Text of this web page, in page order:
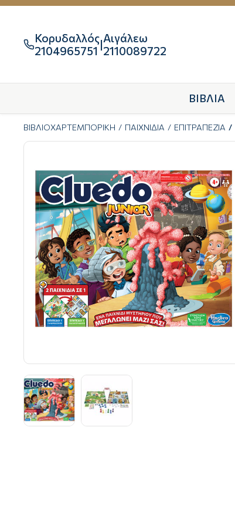
Κορυδαλλός
2104965751 |Αιγάλεω
2110089722
ΒΙΒΛΙΑ
ΒΙΒΛΙΟΧΑΡΤΕΜΠΟΡΙΚΗ ΠΑΙΧΝΙΔΙΑ ΕΠΙΤΡΑΠΕΖΙΑ